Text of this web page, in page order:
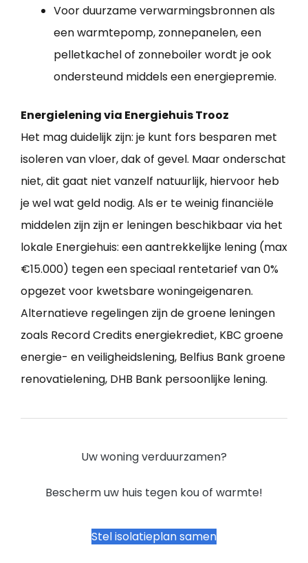
Voor duurzame verwarmingsbronnen als
een warmtepomp, zonnepanelen, een
pelletkachel of zonneboiler wordt je ook
ondersteund middels een energiepremie.
Energielening via Energiehuis Trooz
Het mag duidelijk zijn: je kunt fors besparen met
isoleren van vloer, dak of gevel. Maar onderschat
niet, dit gaat niet vanzelf natuurlijk, hiervoor heb
je wel wat geld nodig. Als er te weinig financiële
middelen zijn zijn er leningen beschikbaar via het
lokale Energiehuis: een aantrekkelijke lening (max
€15.000) tegen een speciaal rentetarief van 0%
opgezet voor kwetsbare woningeigenaren.
Alternatieve regelingen zijn de groene leningen
zoals Record Credits energiekrediet, KBC groene
energie- en veiligheidslening, Belfius Bank groene
renovatielening, DHB Bank persoonlijke lening.
Uw woning verduurzamen?
Bescherm uw huis tegen kou of warmte!
Stel isolatieplan samen